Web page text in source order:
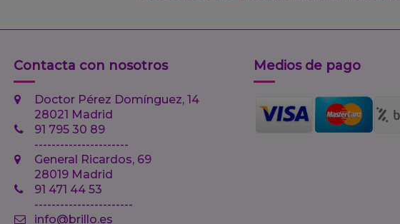
Contacta con nosotros
Doctor Pérez Domínguez, 14
28021 Madrid
91 795 30 89
----------------------
General Ricardos, 69
28019 Madrid
91 471 44 53
-----------------------
info@brillo.es
Medios de pago